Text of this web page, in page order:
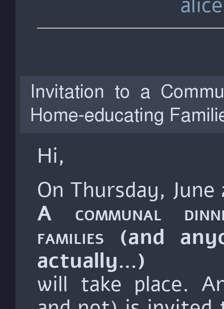
Invitation to a
Home-educating
Hi,
On Thursday, June
A communal
families (and
actually…)
will take place.